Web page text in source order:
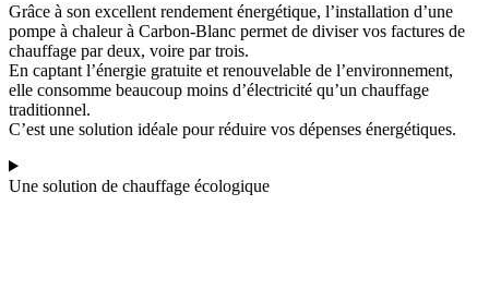
Grâce à son excellent rendement énergétique, l’installation d’une
pompe à chaleur à Carbon-Blanc permet de diviser vos factures de
chauffage par deux, voire par trois.
En captant l’énergie gratuite et renouvelable de l’environnement,
elle consomme beaucoup moins d’électricité qu’un chauffage
traditionnel.
C’est une solution idéale pour réduire vos dépenses énergétiques.
Une solution de chauffage écologique